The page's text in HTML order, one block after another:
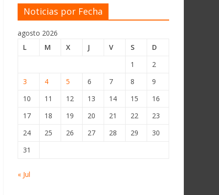
Noticias por Fecha
agosto 2026
L
M X J V S
D
1
2
3
4 5 6 7 8
9
10
11 12 13 14 15
16
17
18 19 20 21 22
23
24
25 26 27 28 29
30
31
« Jul